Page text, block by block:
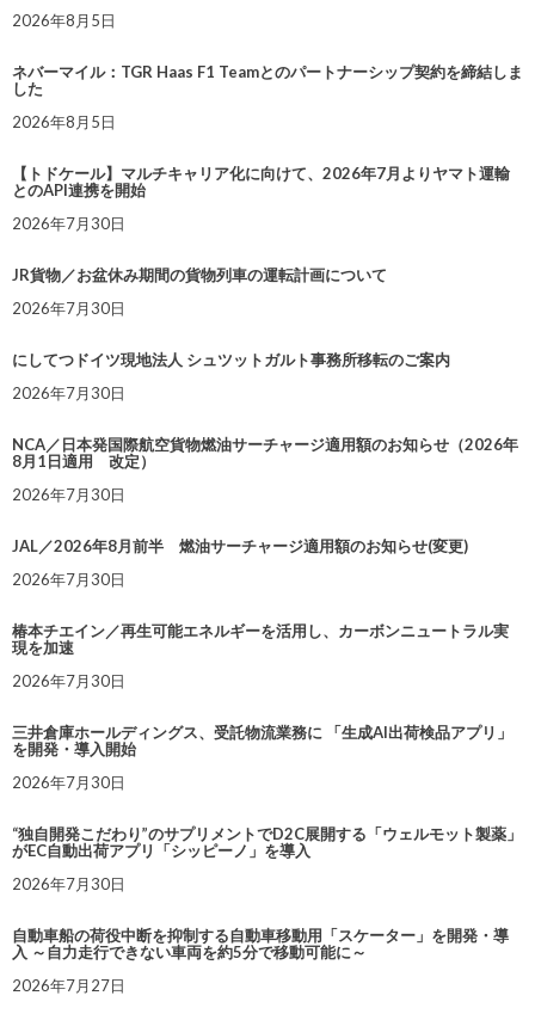
2026年8月5日
ネバーマイル：TGR Haas F1 Teamとのパートナーシップ契約を締結しま
した
2026年8月5日
【トドケール】マルチキャリア化に向けて、2026年7月よりヤマト運輸
とのAPI連携を開始
2026年7月30日
JR貨物／お盆休み期間の貨物列車の運転計画について
2026年7月30日
にしてつドイツ現地法人 シュツットガルト事務所移転のご案内
2026年7月30日
NCA／日本発国際航空貨物燃油サーチャージ適用額のお知らせ（2026年
8月1日適用 改定）
2026年7月30日
JAL／2026年8月前半 燃油サーチャージ適用額のお知らせ(変更)
2026年7月30日
椿本チエイン／再生可能エネルギーを活用し、カーボンニュートラル実
現を加速
2026年7月30日
三井倉庫ホールディングス、受託物流業務に 「生成AI出荷検品アプリ」
を開発・導入開始
2026年7月30日
“独自開発こだわり”のサプリメントでD2C展開する「ウェルモット製薬」
がEC自動出荷アプリ「シッピーノ」を導入
2026年7月30日
自動車船の荷役中断を抑制する自動車移動用「スケーター」を開発・導
入 ～自力走行できない車両を約5分で移動可能に～
2026年7月27日